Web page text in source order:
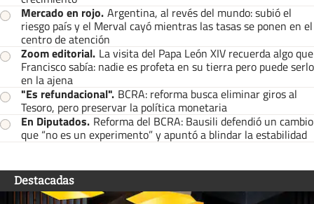
Mercado en rojo. Argentina, al revés del mundo: subió el
riesgo país y el Merval cayó mientras las tasas se ponen en el
centro de atención
Zoom editorial. La visita del Papa León XIV recuerda algo que
Francisco sabía: nadie es profeta en su tierra pero puede serlo
en la ajena
"Es refundacional". BCRA: reforma busca eliminar giros al
Tesoro, pero preservar la política monetaria
En Diputados. Reforma del BCRA: Bausili defendió un cambio
que “no es un experimento” y apuntó a blindar la estabilidad
Destacadas